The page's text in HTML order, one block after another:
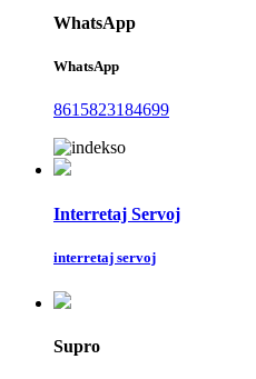
WhatsApp
WhatsApp
8615823184699
Interretaj Servoj
interretaj servoj
Supro